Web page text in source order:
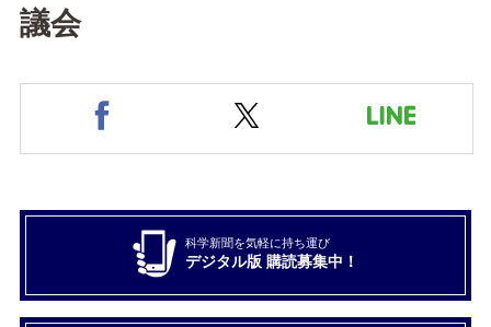
議会
科学新聞を気軽に持ち運び
デジタル版 購読募集中！